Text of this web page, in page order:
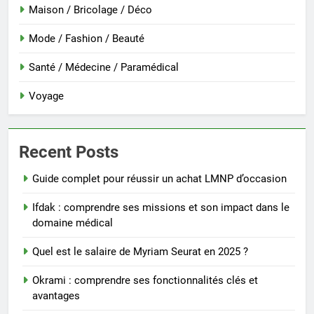
Maison / Bricolage / Déco
Mode / Fashion / Beauté
Santé / Médecine / Paramédical
Voyage
Recent Posts
Guide complet pour réussir un achat LMNP d’occasion
Ifdak : comprendre ses missions et son impact dans le
domaine médical
Quel est le salaire de Myriam Seurat en 2025 ?
Okrami : comprendre ses fonctionnalités clés et
avantages